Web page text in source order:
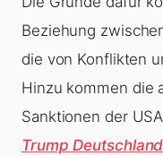
Beziehung
die von Konflikten
Hinzu kommen die
Sanktionen der
Trump